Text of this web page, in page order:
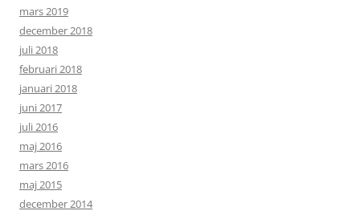
mars 2019
december 2018
juli 2018
februari 2018
januari 2018
juni 2017
juli 2016
maj 2016
mars 2016
maj 2015
december 2014